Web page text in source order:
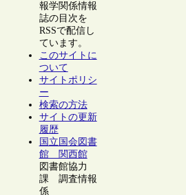
報学関係情報
誌の目次を
RSSで配信し
ています。
このサイトに
ついて
サイトポリシ
ー
検索の方法
サイトの更新
履歴
国立国会図書
館 関西館
図書館協力
課 調査情報
係